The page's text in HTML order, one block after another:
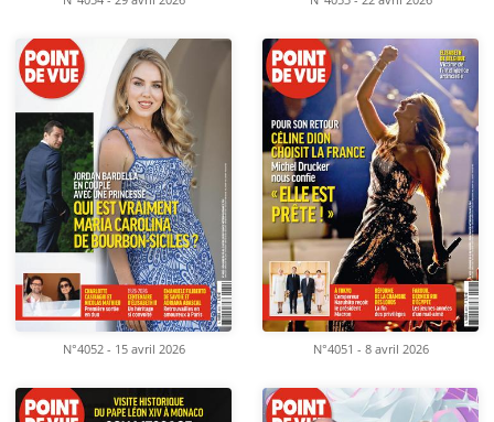
N°4052 - 15 avril 2026 N°4051 - 8 avril 2026